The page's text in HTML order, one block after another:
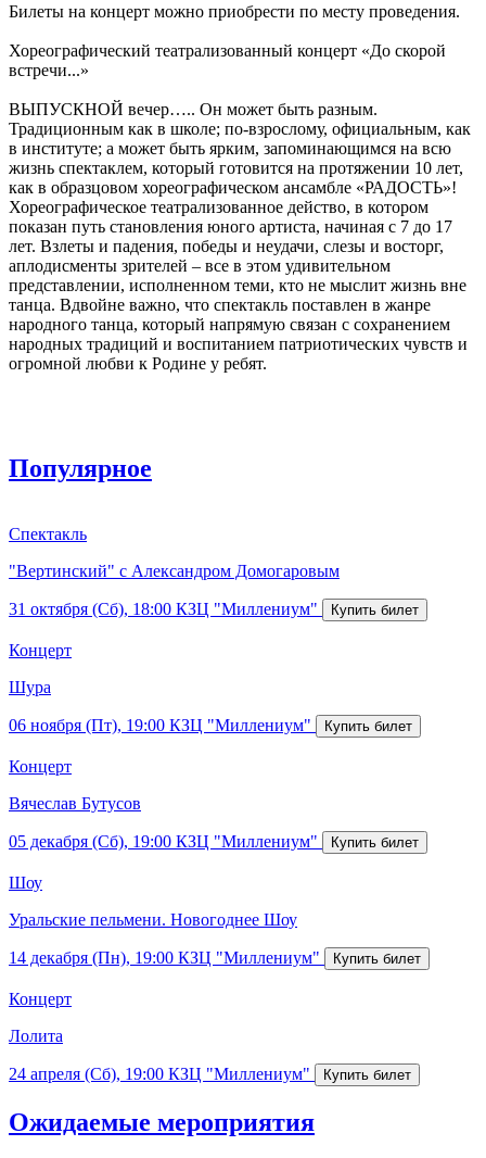
Билеты на концерт можно приобрести по месту проведения.
Хореографический театрализованный концерт «До скорой
встречи...»
ВЫПУСКНОЙ вечер….. Он может быть разным.
Традиционным как в школе; по-взрослому, официальным, как
в институте; а может быть ярким, запоминающимся на всю
жизнь спектаклем, который готовится на протяжении 10 лет,
как в образцовом хореографическом ансамбле «РАДОСТЬ»!
Хореографическое театрализованное действо, в котором
показан путь становления юного артиста, начиная с 7 до 17
лет. Взлеты и падения, победы и неудачи, слезы и восторг,
аплодисменты зрителей – все в этом удивительном
представлении, исполненном теми, кто не мыслит жизнь вне
танца. Вдвойне важно, что спектакль поставлен в жанре
народного танца, который напрямую связан с сохранением
народных традиций и воспитанием патриотических чувств и
огромной любви к Родине у ребят.
Популярное
Спектакль
"Вертинский" с Александром Домогаровым
31 октября (Сб), 18:00 КЗЦ "Миллениум"
Концерт
Шура
06 ноября (Пт), 19:00 КЗЦ "Миллениум"
Концерт
Вячеслав Бутусов
05 декабря (Сб), 19:00 КЗЦ "Миллениум"
Шоу
Уральские пельмени. Новогоднее Шоу
14 декабря (Пн), 19:00 КЗЦ "Миллениум"
Концерт
Лолита
24 апреля (Сб), 19:00 КЗЦ "Миллениум"
Ожидаемые мероприятия